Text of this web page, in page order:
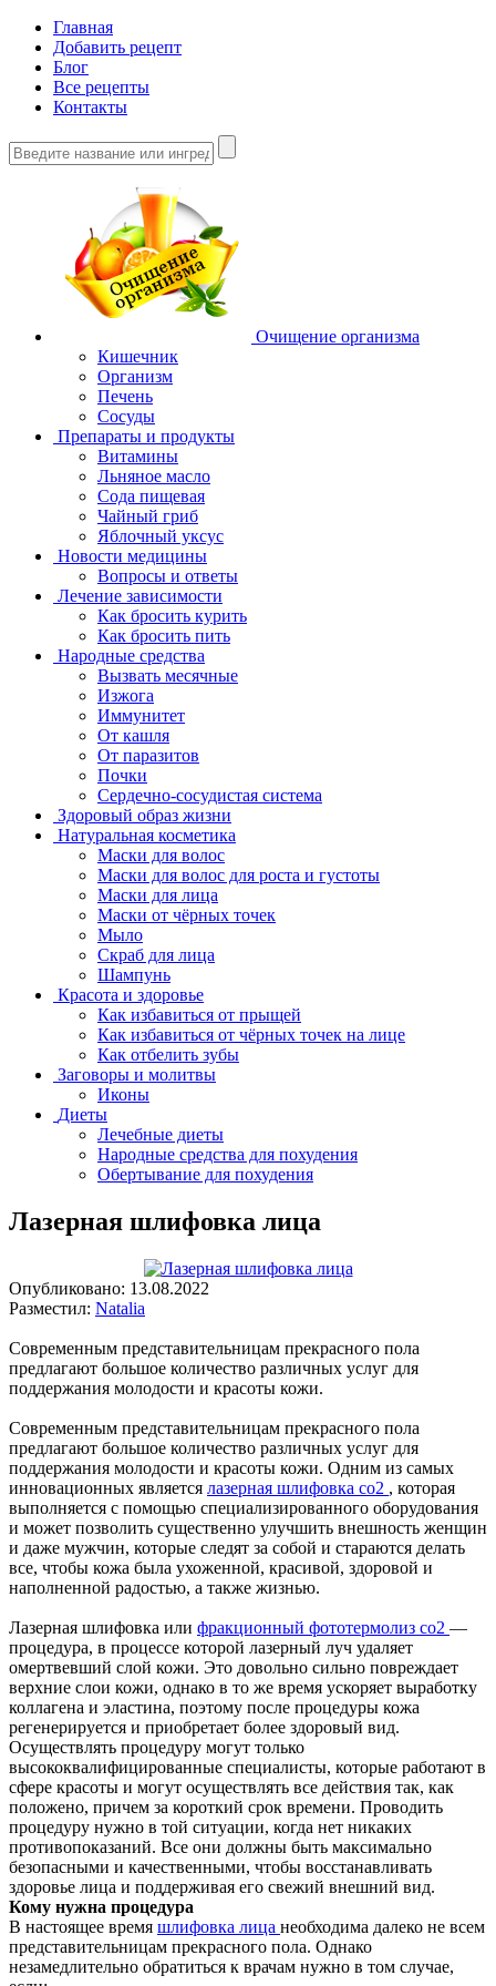
Главная
Добавить рецепт
Блог
Все рецепты
Контакты
Очищение организма
Кишечник
Организм
Печень
Сосуды
Препараты и продукты
Витамины
Льняное масло
Сода пищевая
Чайный гриб
Яблочный уксус
Новости медицины
Вопросы и ответы
Лечение зависимости
Как бросить курить
Как бросить пить
Народные средства
Вызвать месячные
Изжога
Иммунитет
От кашля
От паразитов
Почки
Сердечно-сосудистая система
Здоровый образ жизни
Натуральная косметика
Маски для волос
Маски для волос для роста и густоты
Маски для лица
Маски от чёрных точек
Мыло
Скраб для лица
Шампунь
Красота и здоровье
Как избавиться от прыщей
Как избавиться от чёрных точек на лице
Как отбелить зубы
Заговоры и молитвы
Иконы
Диеты
Лечебные диеты
Народные средства для похудения
Обертывание для похудения
Лазерная шлифовка лица
Опубликовано: 13.08.2022
Разместил: Natalia
Современным представительницам прекрасного пола
предлагают большое количество различных услуг для
поддержания молодости и красоты кожи.
Современным представительницам прекрасного пола
предлагают большое количество различных услуг для
поддержания молодости и красоты кожи. Одним из самых
инновационных является лазерная шлифовка со2 , которая
выполняется с помощью специализированного оборудования
и может позволить существенно улучшить внешность женщин
и даже мужчин, которые следят за собой и стараются делать
все, чтобы кожа была ухоженной, красивой, здоровой и
наполненной радостью, а также жизнью.
Лазерная шлифовка или фракционный фототермолиз со2 —
процедура, в процессе которой лазерный луч удаляет
омертвевший слой кожи. Это довольно сильно повреждает
верхние слои кожи, однако в то же время ускоряет выработку
коллагена и эластина, поэтому после процедуры кожа
регенерируется и приобретает более здоровый вид.
Осуществлять процедуру могут только
высококвалифицированные специалисты, которые работают в
сфере красоты и могут осуществлять все действия так, как
положено, причем за короткий срок времени. Проводить
процедуру нужно в той ситуации, когда нет никаких
противопоказаний. Все они должны быть максимально
безопасными и качественными, чтобы восстанавливать
здоровье лица и поддерживая его свежий внешний вид.
Кому нужна процедура
В настоящее время шлифовка лица необходима далеко не всем
представительницам прекрасного пола. Однако
незамедлительно обратиться к врачам нужно в том случае,